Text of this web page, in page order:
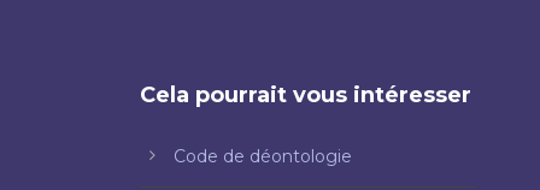
Cela pourrait vous intéresser
Code de déontologie